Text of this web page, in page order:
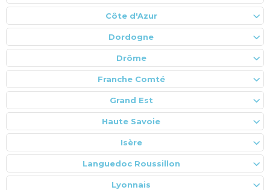
Côte d'Azur
Dordogne
Drôme
Franche Comté
Grand Est
Haute Savoie
Isère
Languedoc Roussillon
Lyonnais